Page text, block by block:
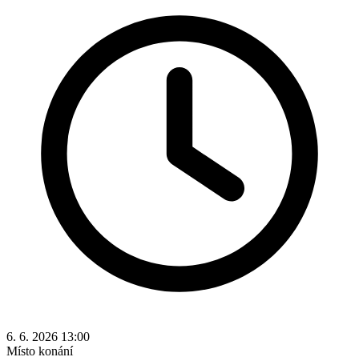
6. 6. 2026 13:00
Místo konání